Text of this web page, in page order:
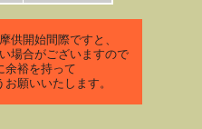
供開始間際ですと、
場合がございますので
余裕を持って
願いいたします。